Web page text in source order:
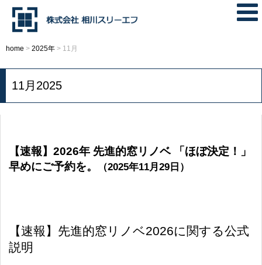
home > 2025年 > 11月
11月2025
【速報】2026年 先進的窓リノベ 「ほぼ決定！」
早めにご予約を。
（2025年11月29日）
【速報】先進的窓リノベ2026に関する公式
説明